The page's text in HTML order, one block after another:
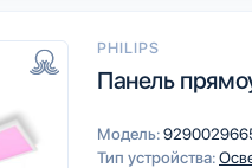
PHILIPS
Панель
Модель:
Тип устройства: